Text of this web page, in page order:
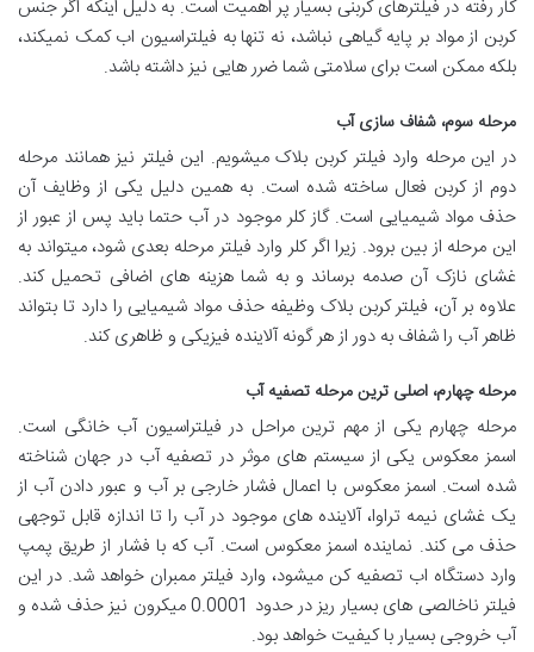
کار رفته در فیلترهای کربنی بسیار پر اهمیت است. به دلیل اینکه اگر جنس
کربن از مواد بر پایه گیاهی نباشد، نه تنها به فیلتراسیون اب کمک نمیکند،
بلکه ممکن است برای سلامتی شما ضرر هایی نیز داشته باشد.
مرحله سوم، شفاف سازی آب
در این مرحله وارد فیلتر کربن بلاک میشویم. این فیلتر نیز همانند مرحله
دوم از کربن فعال ساخته شده است. به همین دلیل یکی از وظایف آن
حذف مواد شیمیایی است. گاز کلر موجود در آب حتما باید پس از عبور از
این مرحله از بین برود. زیرا اگر کلر وارد فیلتر مرحله بعدی شود، میتواند به
غشای نازک آن صدمه برساند و به شما هزینه های اضافی تحمیل کند.
علاوه بر آن، فیلتر کربن بلاک وظیفه حذف مواد شیمیایی را دارد تا بتواند
ظاهر آب را شفاف به دور از هر گونه آلاینده فیزیکی و ظاهری کند.
مرحله چهارم، اصلی ترین مرحله تصفیه آب
مرحله چهارم یکی از مهم ترین مراحل در فیلتراسیون آب خانگی است.
اسمز معکوس یکی از سیستم های موثر در تصفیه آب در جهان شناخته
شده است. اسمز معکوس با اعمال فشار خارجی بر آب و عبور دادن آب از
یک غشای نیمه تراوا، آلاینده های موجود در آب را تا اندازه قابل توجهی
حذف می کند. نماینده اسمز معکوس است. آب که با فشار از طریق پمپ
وارد دستگاه اب تصفیه کن میشود، وارد فیلتر ممبران خواهد شد. در این
فیلتر ناخالصی های بسیار ریز در حدود 0.0001 میکرون نیز حذف شده و
آب خروجی بسیار با کیفیت خواهد بود.